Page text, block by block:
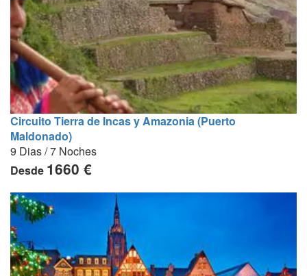
Circuito Tierra de Incas y Amazonia (Puerto
Maldonado)
9 Dias / 7 Noches
Desde 1660 €